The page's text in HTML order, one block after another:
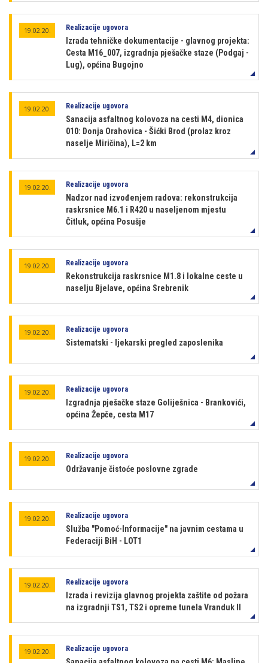
19.02.20. Realizacije ugovora
Izrada tehničke dokumentacije - glavnog projekta:
Cesta M16_007, izgradnja pješačke staze (Podgaj -
Lug), općina Bugojno
19.02.20. Realizacije ugovora
Sanacija asfaltnog kolovoza na cesti M4, dionica
010: Donja Orahovica - Šićki Brod (prolaz kroz
naselje Miričina), L=2 km
19.02.20. Realizacije ugovora
Nadzor nad izvođenjem radova: rekonstrukcija
raskrsnice M6.1 i R420 u naseljenom mjestu
Čitluk, općina Posušje
19.02.20. Realizacije ugovora
Rekonstrukcija raskrsnice M1.8 i lokalne ceste u
naselju Bjelave, općina Srebrenik
19.02.20. Realizacije ugovora
Sistematski - ljekarski pregled zaposlenika
19.02.20. Realizacije ugovora
Izgradnja pješačke staze Goliješnica - Brankovići,
općina Žepče, cesta M17
19.02.20. Realizacije ugovora
Održavanje čistoće poslovne zgrade
19.02.20. Realizacije ugovora
Služba "Pomoć-Informacije" na javnim cestama u
Federaciji BiH - LOT1
19.02.20. Realizacije ugovora
Izrada i revizija glavnog projekta zaštite od požara
na izgradnji TS1, TS2 i opreme tunela Vranduk II
19.02.20. Realizacije ugovora